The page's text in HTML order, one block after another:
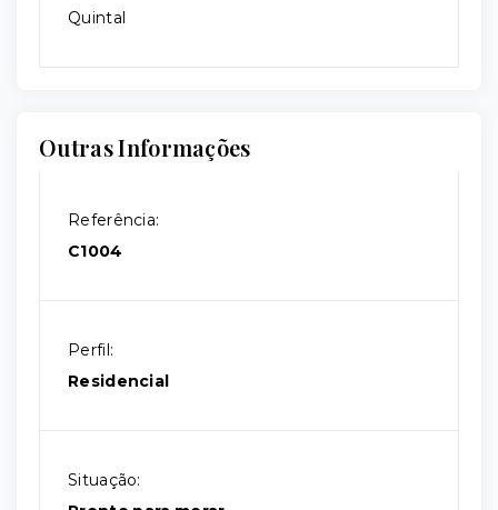
Quintal
Outras Informações
Referência:
C1004
Perfil:
Residencial
Situação: